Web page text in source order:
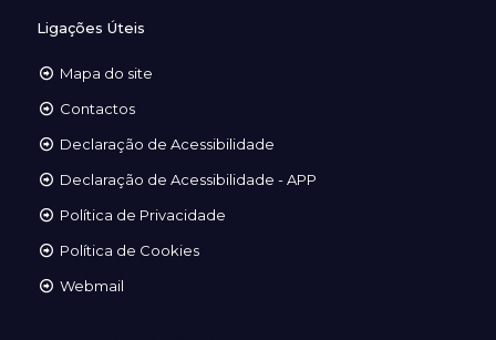
Ligações Úteis
Mapa do site
Contactos
Declaração de Acessibilidade
Declaração de Acessibilidade - APP
Política de Privacidade
Política de Cookies
Webmail